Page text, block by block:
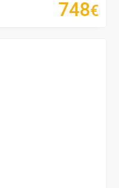
748€